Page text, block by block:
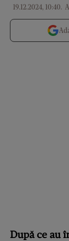
19.12.2024, 10:40.
După ce au